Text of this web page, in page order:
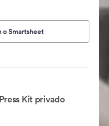
o Smartsheet
Kit privado